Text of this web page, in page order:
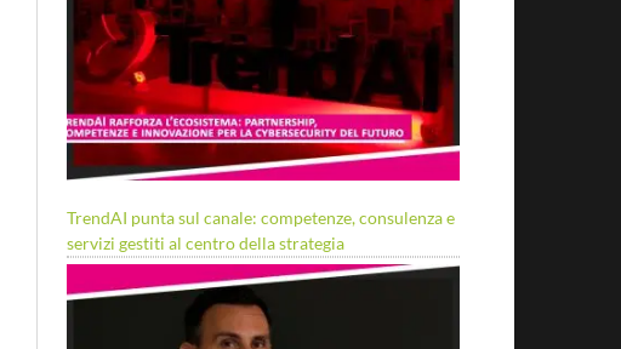
TrendAI punta sul canale: competenze, consulenza e
servizi gestiti al centro della strategia